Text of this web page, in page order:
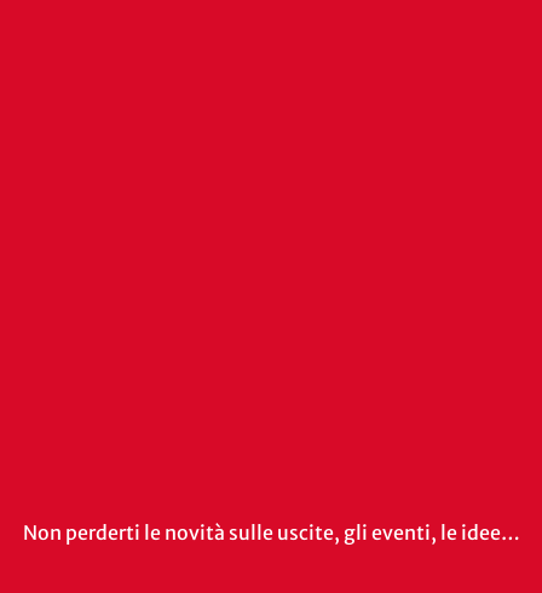
Non perderti le novità sulle uscite, gli eventi, le idee…